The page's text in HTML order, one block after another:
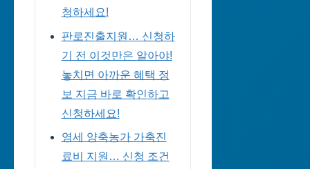
청하세요!
판로진출지원… 신청하
기 전 이것만은 알아야!
놓치면 아까운 혜택 정
보 지금 바로 확인하고
신청하세요!
영세 양축농가 가축진
료비 지원… 신청 조건